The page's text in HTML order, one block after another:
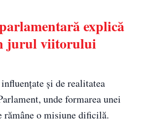
explică
jurul viitorului
și de realitatea
unde formarea unei
o misiune dificilă.